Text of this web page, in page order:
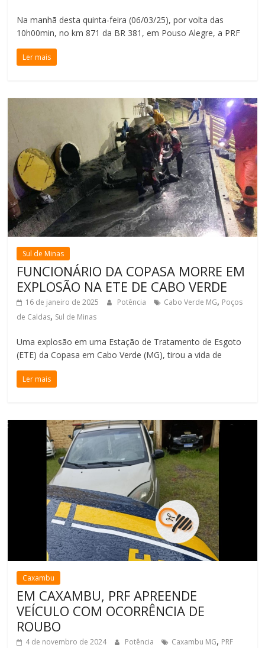
Na manhã desta quinta-feira (06/03/25), por volta das
10h00min, no km 871 da BR 381, em Pouso Alegre, a PRF
Ler mais
Sul de Minas
FUNCIONÁRIO DA COPASA MORRE EM
EXPLOSÃO NA ETE DE CABO VERDE
16 de janeiro de 2025 Potência Cabo Verde MG, Poços
de Caldas, Sul de Minas
Uma explosão em uma Estação de Tratamento de Esgoto
(ETE) da Copasa em Cabo Verde (MG), tirou a vida de
Ler mais
Caxambu
EM CAXAMBU, PRF APREENDE
VEÍCULO COM OCORRÊNCIA DE
ROUBO
4 de novembro de 2024 Potência Caxambu MG, PRF